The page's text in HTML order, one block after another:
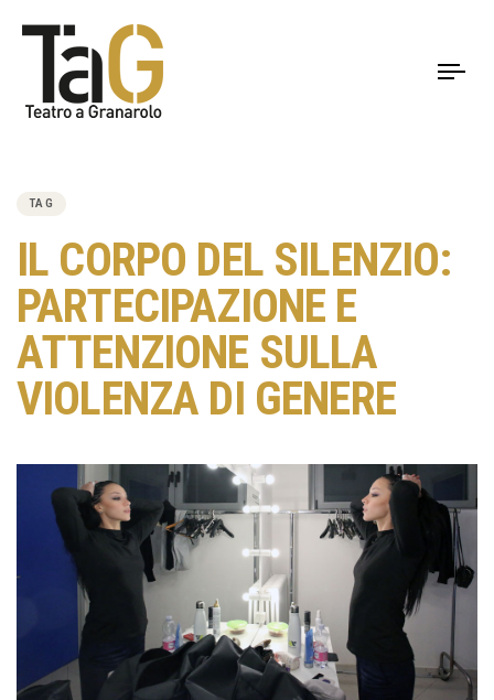
TAG
IL CORPO DEL SILENZIO:
PARTECIPAZIONE E
ATTENZIONE SULLA
VIOLENZA DI GENERE